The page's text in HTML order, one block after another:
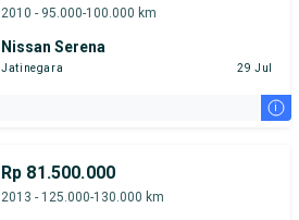
2010 - 95.000-100.000 km
Nissan Serena
Jatinegara 29 Jul
i
Rp 81.500.000
2013 - 125.000-130.000 km